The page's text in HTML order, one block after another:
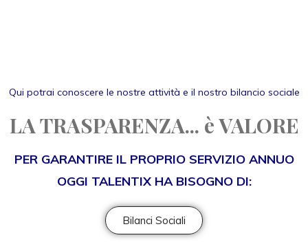
Qui potrai conoscere le nostre attività e il nostro bilancio sociale
LA TRASPARENZA... è VALORE
PER GARANTIRE IL PROPRIO SERVIZIO ANNUO
OGGI TALENTIX HA BISOGNO DI:
Bilanci Sociali